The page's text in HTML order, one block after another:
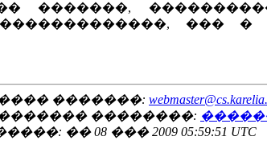
�������,
��� �
�������:
��������:
�� 08 ��� 2009 05:59:51 UTC